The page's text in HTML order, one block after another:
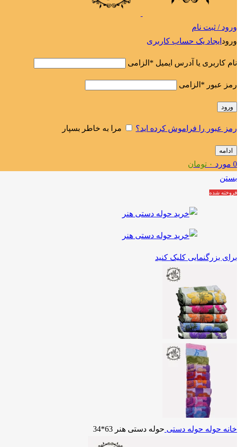
ورود / ثبت نام
ورود ایجاد یک حساب کاربری
نام کاربری یا آدرس ایمیل * الزامی
رمز عبور * الزامی
ورود
رمز عبور را فراموش کرده اید؟ مرا به خاطر بسپار
ادامه
0 مورد ۰ تومان
بستن
فروخته شده
برای بزرگنمایی کلیک کنید
خانه حوله حوله دستی حوله دستی هنر 63*34